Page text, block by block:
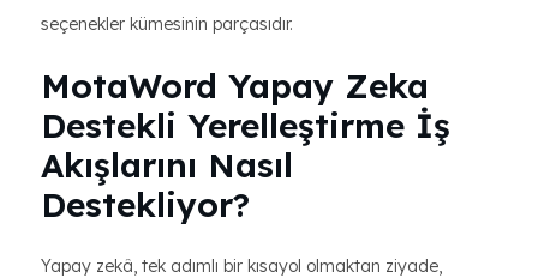
seçenekler kümesinin parçasıdır.
MotaWord Yapay Zeka
Destekli Yerelleştirme İş
Akışlarını Nasıl
Destekliyor?
Yapay zekâ, tek adımlı bir kısayol olmaktan ziyade,